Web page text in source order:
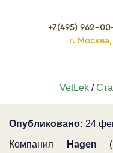
+7(495) 962-
г.
VetLek/
Опубликовано: 24
Компания
Hagen